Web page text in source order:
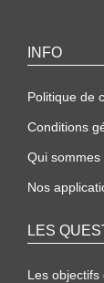
INFO
Politique de
Conditions
Qui sommes
Nos
LES
Les objectifs